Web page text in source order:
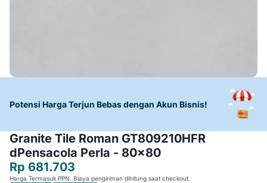
Potensi Harga Terjun Bebas dengan Akun Bisnis!
Granite Tile Roman GT809210HFR
dPensacola Perla - 80x80
Rp 681.703
Harga Termasuk PPN. Biaya pengiriman dihitung saat checkout.